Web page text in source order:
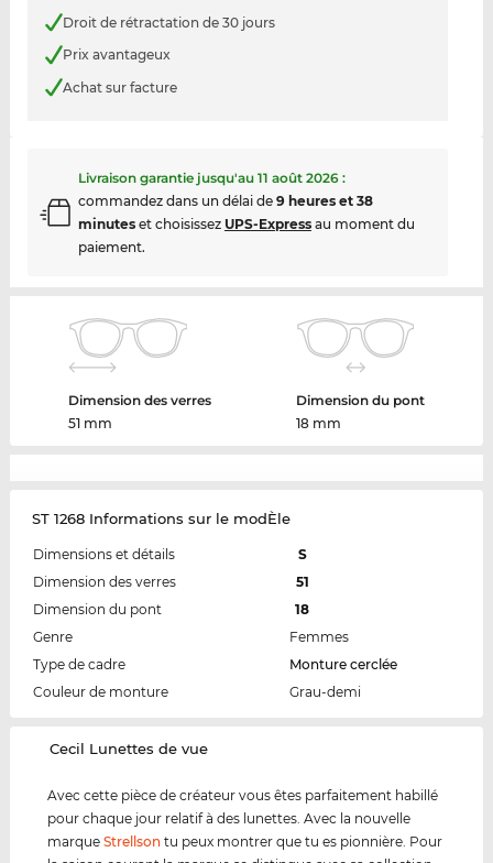
Droit de rétractation de 30 jours
Prix avantageux
Achat sur facture
Livraison garantie jusqu'au 11 août 2026:
commandez dans un délai de 9 heures et 38
minuteset choisissez UPS-Expressau moment du
paiement.
Dimension des verres
51 mm
Dimension du pont
18 mm
ST 1268 Informations sur le modÈle
Dimensions et détails
S
Dimension des verres
51
Dimension du pont
18
Genre
Femmes
Type de cadre
Monture cerclée
Couleur de monture
Grau-demi
‌Cecil Lunettes de vue
Avec cette pièce de créateur vous êtes parfaitement habillé
pour chaque jour relatif à des lunettes. Avec la nouvelle
marqueStrellson tu peux montrer que tu es pionnière. Pour